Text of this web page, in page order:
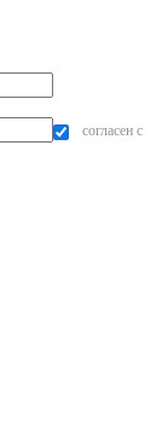
согласен с